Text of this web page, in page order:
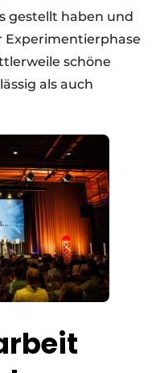
gestellt haben und
Experimentierphase
schöne
als auch